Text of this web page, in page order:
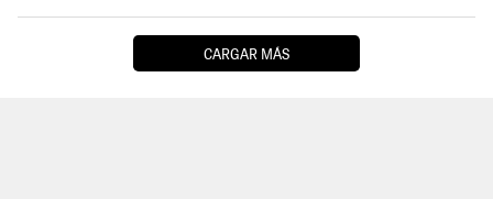
CARGAR MÁS